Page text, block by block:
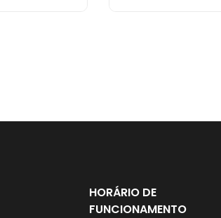
HORÁRIO DE
FUNCIONAMENTO